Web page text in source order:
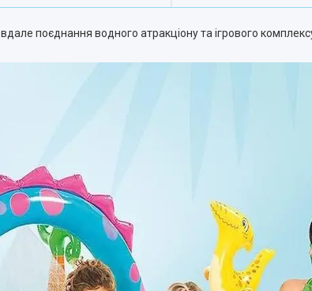
вдале поєднання водного атракціону та ігрового